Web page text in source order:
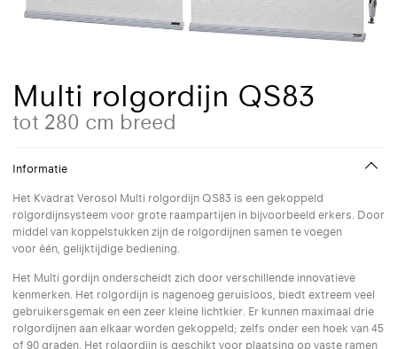
Multi rolgordijn QS83
tot 280 cm breed
Informatie
Het Kvadrat Verosol Multi rolgordijn QS83 is een gekoppeld
rolgordijnsysteem voor grote raampartijen in bijvoorbeeld erkers. Door
middel van koppelstukken zijn de rolgordijnen samen te voegen
voor één, gelijktijdige bediening.
Het Multi gordijn onderscheidt zich door verschillende innovatieve
kenmerken. Het rolgordijn is nagenoeg geruisloos, biedt extreem veel
gebruikersgemak en een zeer kleine lichtkier. Er kunnen maximaal drie
rolgordijnen aan elkaar worden gekoppeld; zelfs onder een hoek van 45
of 90 graden. Het rolgordijn is geschikt voor plaatsing op vaste ramen